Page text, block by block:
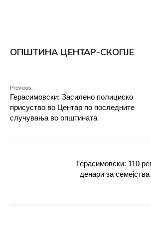
ОПШТИНА ЦЕНТАР-СКОПЈЕ
Previous:
Герасимовски: Засилено полициско
присуство во Центар по последните
случувања во општината
Герасимовски: 110
денари за